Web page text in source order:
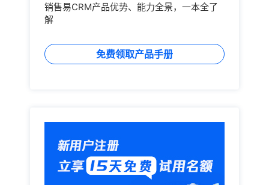
销售易CRM产品优势、能力全景，一本全了
解
免费领取产品手册